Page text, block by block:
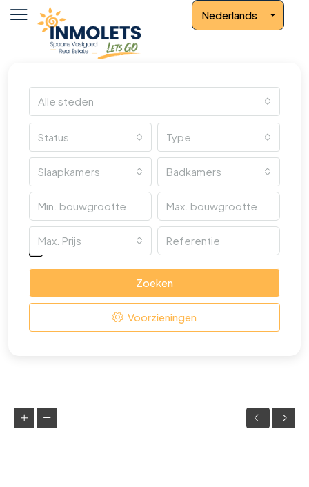
Nederlands
Alle steden
Status Type
Slaapkamers Badkamers
Max. Prijs
Overige kenmerken
Zoeken
Voorzieningen